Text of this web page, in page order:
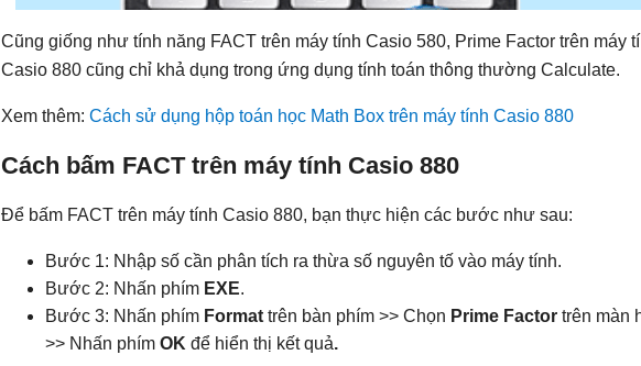
Cũng giống như tính năng FACT trên máy tính Casio 580, Prime Factor trên máy
Casio 880 cũng chỉ khả dụng trong ứng dụng tính toán thông thường Calculate.
Xem thêm: Cách sử dụng hộp toán học Math Box trên máy tính Casio 880
Cách bấm FACT trên máy tính Casio 880
Để bấm FACT trên máy tính Casio 880, bạn thực hiện các bước như sau:
Bước 1: Nhập số cần phân tích ra thừa số nguyên tố vào máy tính.
Bước 2: Nhấn phím EXE.
Bước 3: Nhấn phím Format trên bàn phím >> Chọn Prime Factor trên màn
>> Nhấn phím OK để hiển thị kết quả.